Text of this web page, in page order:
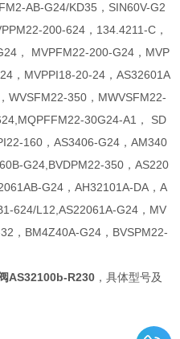
AB-G24/KD35，SIN60V-G2
200-624，134.4211-C，
， MVPFM22-200-G24，MVP
，MVPPI18-20-24，AS32601A
WVSFM22-350，MWVSFM22-
30G24-A1， SD
160，AS3406-G24，AM340
G24,BVDPM22-350，AS220
G24，AH32101A-DA，A
624/L12,AS22061A-G24，MV
，BM4Z40A-G24，BVSPM22-
AS32100b-R230 ，具体型号及